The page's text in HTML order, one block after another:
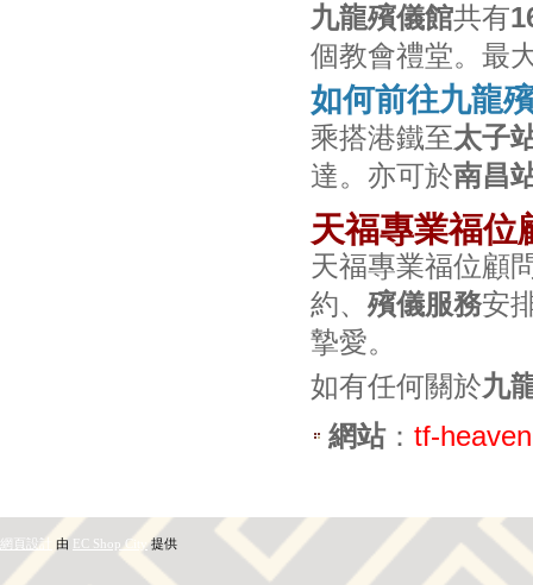
九龍殯儀館共有
個教會禮堂。最
如何前往九龍
乘搭港鐵至太子
達。亦可於南昌
天福專業福位
天福專業福位顧
約、 殯儀服務安
摯愛。
如有任何關於九
網站： tf-
網頁設計 由 EC Shop City 提供